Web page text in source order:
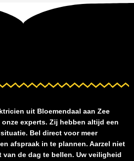
uit Bloemendaal aan Zee
experts. Zij hebben altijd een
Bel direct voor meer
afspraak in te plannen. Aarzel niet
van de dag te bellen. Uw veiligheid